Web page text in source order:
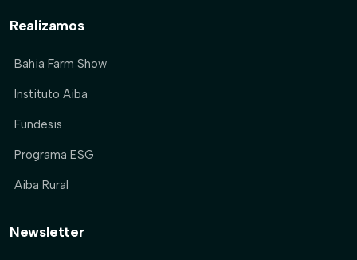
Realizamos
Bahia Farm Show
Instituto Aiba
Fundesis
Programa ESG
Aiba Rural
Newsletter